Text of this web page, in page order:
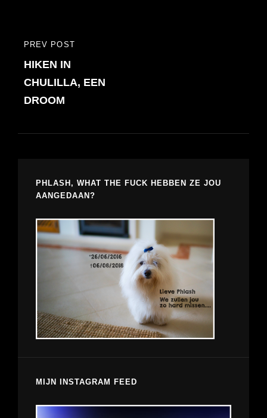
Bericht
navigatie
PREVIOUS
POST
PREV POST
HIKEN IN
CHULILLA, EEN
DROOM
PHLASH, WHAT THE FUCK HEBBEN ZE JOU
AANGEDAAN?
MIJN INSTAGRAM FEED